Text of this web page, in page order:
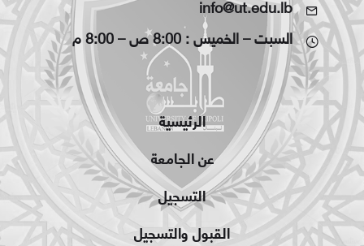
info@ut.edu.lb
السبت – الخميس : 8:00 ص – 8:00 م
الرئيسية
عن الجامعة
التسجيل
القبول والتسجيل